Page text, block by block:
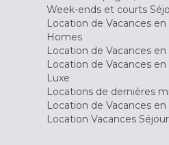
Week-ends et courts
Location de Vacances en
Homes
Location de Vacances en
Location de Vacances en
Luxe
Locations de dernières
Location de Vacances
Location Vacances